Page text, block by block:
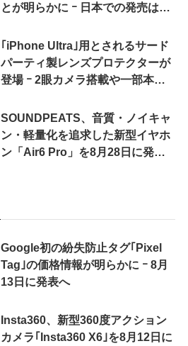
とが明らかに ｰ 日本での発売は期
｢iPhone Ultra｣用とされるサード
パーティ製レンズプロテクターが
登場 ｰ 2眼カメラ搭載や一部本体
SOUNDPEATS、音質・ノイキャ
ン・軽量化を追求した新型イヤホ
ン「Air6 Pro」を8月28日に発売
Google初の紛失防止タグ｢Pixel
Tag｣の価格情報が明らかに ｰ 8月
13日に発表へ
Insta360、新型360度アクション
カメラ｢Insta360 X6｣を8月12日に